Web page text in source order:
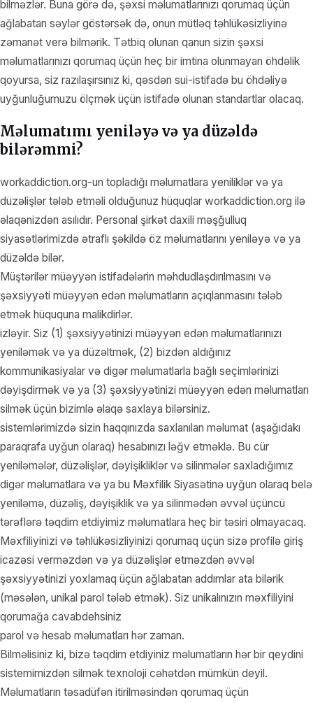
bilməzlər. Buna görə də, şəxsi məlumatlarınızı qorumaq üçün
ağlabatan səylər göstərsək də, onun mütləq təhlükəsizliyinə
zəmanət verə bilmərik. Tətbiq olunan qanun sizin şəxsi
məlumatlarınızı qorumaq üçün heç bir imtina olunmayan öhdəlik
qoyursa, siz razılaşırsınız ki, qəsdən sui-istifadə bu öhdəliyə
uyğunluğumuzu ölçmək üçün istifadə olunan standartlar olacaq.
Məlumatımı yeniləyə və ya düzəldə
bilərəmmi?
workaddiction.org-un topladığı məlumatlara yeniliklər və ya
düzəlişlər tələb etməli olduğunuz hüquqlar workaddiction.org ilə
əlaqənizdən asılıdır. Personal şirkət daxili məşğulluq
siyasətlərimizdə ətraflı şəkildə öz məlumatlarını yeniləyə və ya
düzəldə bilər.
Müştərilər müəyyən istifadələrin məhdudlaşdırılmasını və
şəxsiyyəti müəyyən edən məlumatların açıqlanmasını tələb
etmək hüququna malikdirlər.
izləyir. Siz (1) şəxsiyyətinizi müəyyən edən məlumatlarınızı
yeniləmək və ya düzəltmək, (2) bizdən aldığınız
kommunikasiyalar və digər məlumatlarla bağlı seçimlərinizi
dəyişdirmək və ya (3) şəxsiyyətinizi müəyyən edən məlumatları
silmək üçün bizimlə əlaqə saxlaya bilərsiniz.
sistemlərimizdə sizin haqqınızda saxlanılan məlumat (aşağıdakı
paraqrafa uyğun olaraq) hesabınızı ləğv etməklə. Bu cür
yeniləmələr, düzəlişlər, dəyişikliklər və silinmələr saxladığımız
digər məlumatlara və ya bu Məxfilik Siyasətinə uyğun olaraq belə
yeniləmə, düzəliş, dəyişiklik və ya silinmədən əvvəl üçüncü
tərəflərə təqdim etdiyimiz məlumatlara heç bir təsiri olmayacaq.
Məxfiliyinizi və təhlükəsizliyinizi qorumaq üçün sizə profilə giriş
icazəsi verməzdən və ya düzəlişlər etməzdən əvvəl
şəxsiyyətinizi yoxlamaq üçün ağlabatan addımlar ata bilərik
(məsələn, unikal parol tələb etmək). Siz unikalınızın məxfiliyini
qorumağa cavabdehsiniz
parol və hesab məlumatları hər zaman.
Bilməlisiniz ki, bizə təqdim etdiyiniz məlumatların hər bir qeydini
sistemimizdən silmək texnoloji cəhətdən mümkün deyil.
Məlumatların təsadüfən itirilməsindən qorumaq üçün